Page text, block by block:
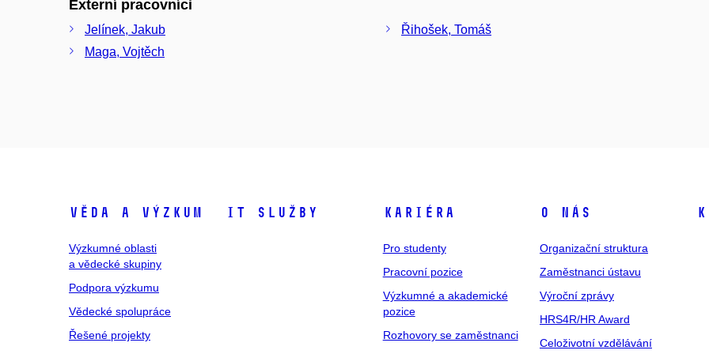
Externí pracovníci
Jelínek, Jakub
Maga, Vojtěch
Řihošek, Tomáš
Věda a výzkum
Výzkumné oblasti
a vědecké skupiny
Podpora výzkumu
Vědecké spolupráce
Řešené projekty
IT služby Kariéra
Pro studenty
Pracovní pozice
Výzkumné a akademické
pozice
Rozhovory se zaměstnanci
O nás
Organizační struktura
Zaměstnanci ústavu
Výroční zprávy
HRS4R/HR Award
Celoživotní vzdělávání